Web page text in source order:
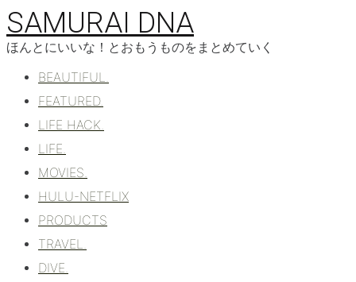
コ
ン
テ
SAMURAI DNA
ほんとにいいな！とおもうものをまとめていく
BEAUTIFUL.
FEATURED.
LIFE HACK.
LIFE.
MOVIES.
HULU-NETFLIX
PRODUCTS
TRAVEL.
DIVE.